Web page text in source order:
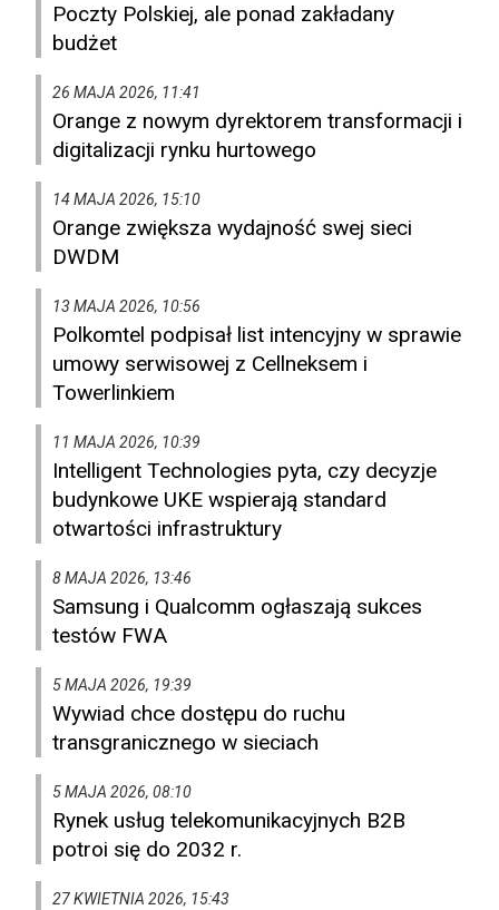
Poczty Polskiej, ale ponad zakładany
budżet
26 MAJA 2026, 11:41
Orange z nowym dyrektorem transformacji i
digitalizacji rynku hurtowego
14 MAJA 2026, 15:10
Orange zwiększa wydajność swej sieci
DWDM
13 MAJA 2026, 10:56
Polkomtel podpisał list intencyjny w sprawie
umowy serwisowej z Cellneksem i
Towerlinkiem
11 MAJA 2026, 10:39
Intelligent Technologies pyta, czy decyzje
budynkowe UKE wspierają standard
otwartości infrastruktury
8 MAJA 2026, 13:46
Samsung i Qualcomm ogłaszają sukces
testów FWA
5 MAJA 2026, 19:39
Wywiad chce dostępu do ruchu
transgranicznego w sieciach
5 MAJA 2026, 08:10
Rynek usług telekomunikacyjnych B2B
potroi się do 2032 r.
27 KWIETNIA 2026, 15:43